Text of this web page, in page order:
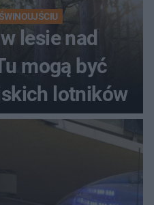
lesie nad
mogą być
lotników